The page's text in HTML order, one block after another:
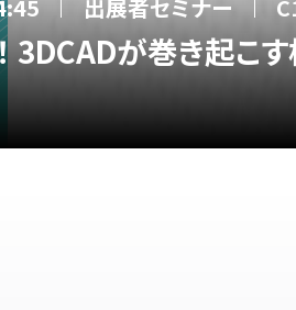
出展者セミナー
3DCADが巻き起こ